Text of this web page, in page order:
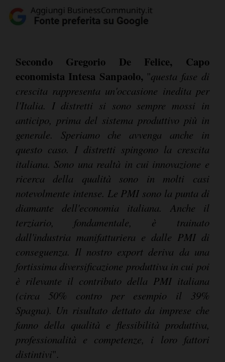
Secondo Gregorio De Felice, Capo
economista Intesa Sanpaolo, "questa fase di
crescita rappresenta un'occasione inedita per
l'Italia. I distretti si sono sempre mossi in
anticipo, prima del sistema produttivo più in
generale. Speriamo che avvenga anche in
questo caso. I distretti spingono la crescita
italiana. Sono una realtà in cui innovazione e
ricerca della qualità sono in molti casi
notevolmente intense. Le PMI sono la punta di
diamante dell'economia italiana. Anche il
terziario, fondamentale, è trainato
dall'industria manifatturiera e dalle PMI di
conseguenza. Il nostro export deriva da una
fortissima diversificazione produttiva in cui poi
è rilevante il contributo della PMI italiana
(circa 50% contro per esempio il 39%
Spagna). Un risultato dettato da imprese che
fanno della qualità e flessibilità produttiva,
professionalità e competenze, i loro fattori
distintivi".